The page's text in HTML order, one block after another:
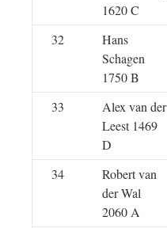
1620 C
32
Hans
Schagen
1750 B
33
Alex van der
Leest 1469
D
34
Robert van
der Wal
2060 A